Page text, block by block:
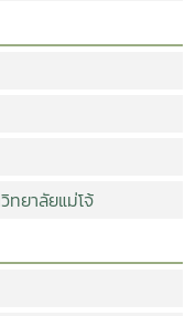
ยาลัยแม่โจ้